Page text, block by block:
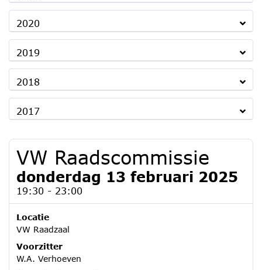
2020
2019
2018
2017
VW Raadscommissie
donderdag 13 februari 2025
19:30 - 23:00
Locatie
VW Raadzaal
Voorzitter
W.A. Verhoeven